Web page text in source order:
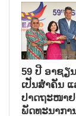
59 ປີ ອາຊຽ
ເປັນສຳຄັນ
ປາດຖະໜາ
ພັດທະນາກ